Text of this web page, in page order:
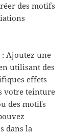
des motifs
Ajoutez une
utilisant des
effets
votre teinture
des motifs
dans la